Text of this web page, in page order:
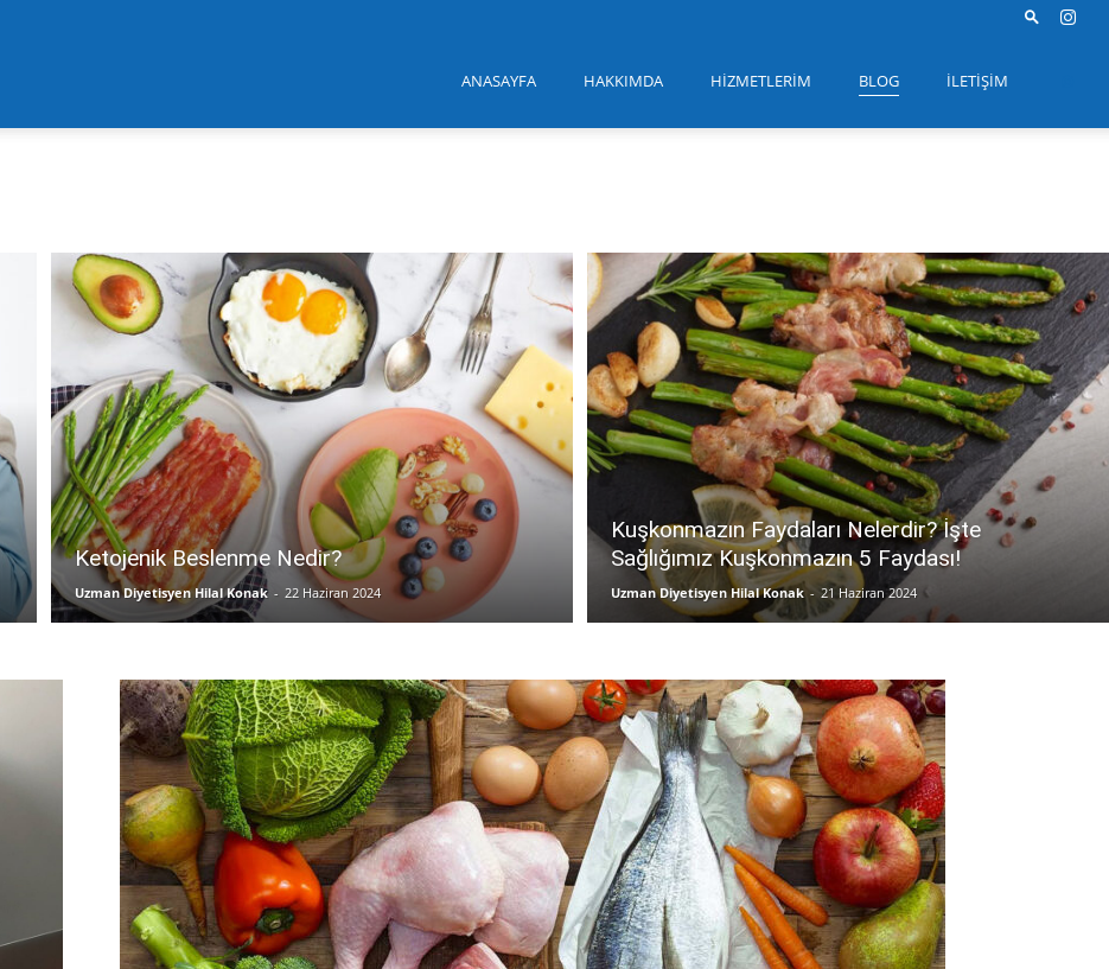
ANASAYFA HAKKIMDA HIZMETLERIM BLOG İLETIŞIM
Ketojenik Beslenme Nedir?
Uzman Diyetisyen Hilal Konak - 22 Haziran 2024
Kuşkonmazın Faydaları Nelerdir? İşte
Sağlığımız Kuşkonmazın 5 Faydası!
Uzman Diyetisyen Hilal Konak - 21 Haziran 2024